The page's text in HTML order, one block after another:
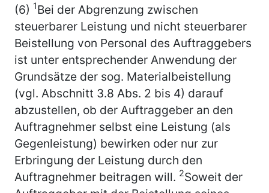
(6) 1Bei der Abgrenzung zwischen
steuerbarer Leistung und nicht steuerbarer
Beistellung von Personal des Auftraggebers
ist unter entsprechender Anwendung der
Grundsätze der sog. Materialbeistellung
(vgl. Abschnitt 3.8 Abs. 2 bis 4) darauf
abzustellen, ob der Auftraggeber an den
Auftragnehmer selbst eine Leistung (als
Gegenleistung) bewirken oder nur zur
Erbringung der Leistung durch den
Auftragnehmer beitragen will. 2Soweit der